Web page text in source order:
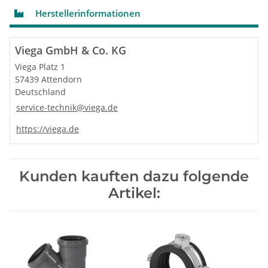
Herstellerinformationen
Viega GmbH & Co. KG
Viega Platz 1
57439 Attendorn
Deutschland
service-technik@viega.de
https://viega.de
Kunden kauften dazu folgende
Artikel: